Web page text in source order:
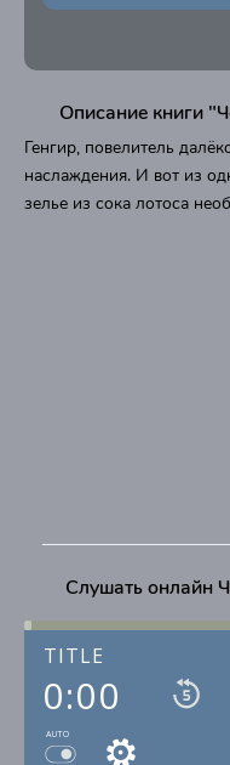
Описание книги
Генгир, повелитель
наслаждения. И вот из
зелье из сока лотоса
Слушать онлайн
TITLE
0:00
AUTO